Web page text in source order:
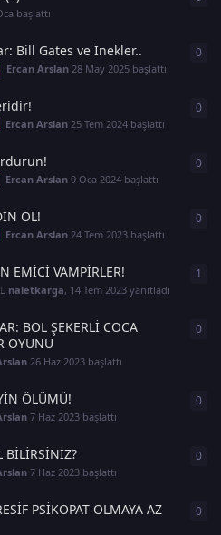
başlattı
Bill Gates ve İnekler..
Ercan Arslan 28 May 2025 başlattı
0
Ercan Arslan 25 Tem 2024 başlattı
0
Ercan Arslan 9 Oca 2024 başlattı
0
OL!
Ercan Arslan 24 Tem 2023 başlattı
0
EMİCİ VAMPİRLER!
naletkarga, 14 Tem 2023 yanıtladı
1
BOL ŞEKERLİ COCA
OYUNU
26 Haz 2023başlattı
0
ÖLÜMÜ!
7 Haz 2023başlattı
0
BİLİRSİNİZ?
7 Haz 2023başlattı
0
PSİKOPAT OLMAYA AZ
0